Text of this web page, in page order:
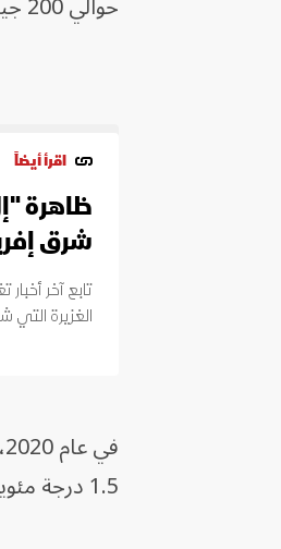
اقرأ أيضاً
ظاهرة
شرق
تابع آخر
الغزيرة
1.5 درجة مئوية، بما يتراوح بين 300 إلى 900 جيجا طن من ثاني أكسيد الكربون.